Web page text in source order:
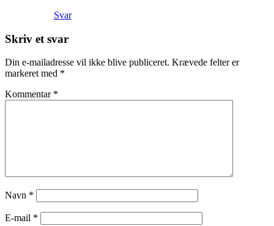
Svar
Skriv et svar
Din e-mailadresse vil ikke blive publiceret. Krævede felter er
markeret med *
Kommentar *
Navn *
E-mail *